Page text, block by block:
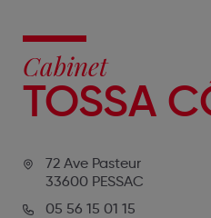
Cabinet
TOSSA
72 Ave Pasteur
33600 PESSAC
05 56 15 01 15